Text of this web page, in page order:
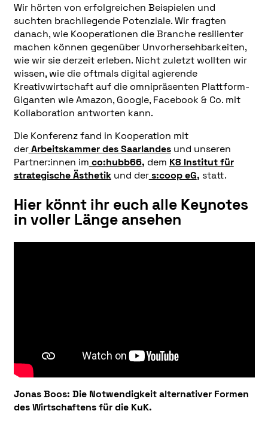
Wir hörten von erfolgreichen Beispielen und
suchten brachliegende Potenziale. Wir fragten
danach, wie Kooperationen die Branche resilienter
machen können gegenüber Unvorhersehbarkeiten,
wie wir sie derzeit erleben. Nicht zuletzt wollten wir
wissen, wie die oftmals digital agierende
Kreativwirtschaft auf die omnipräsenten Plattform-
Giganten wie Amazon, Google, Facebook & Co. mit
Kollaboration antworten kann.
Die Konferenz fand in Kooperation mit
der Arbeitskammer des Saarlandes und unseren
Partner:innen im co:hubb66, dem K8 Institut für
strategische Ästhetikund ders:coop eG, statt.
Hier könnt ihr euch alle Keynotes
in voller Länge ansehen
Jonas Boos: Die Notwendigkeit alternativer Formen
des Wirtschaftens für die KuK.